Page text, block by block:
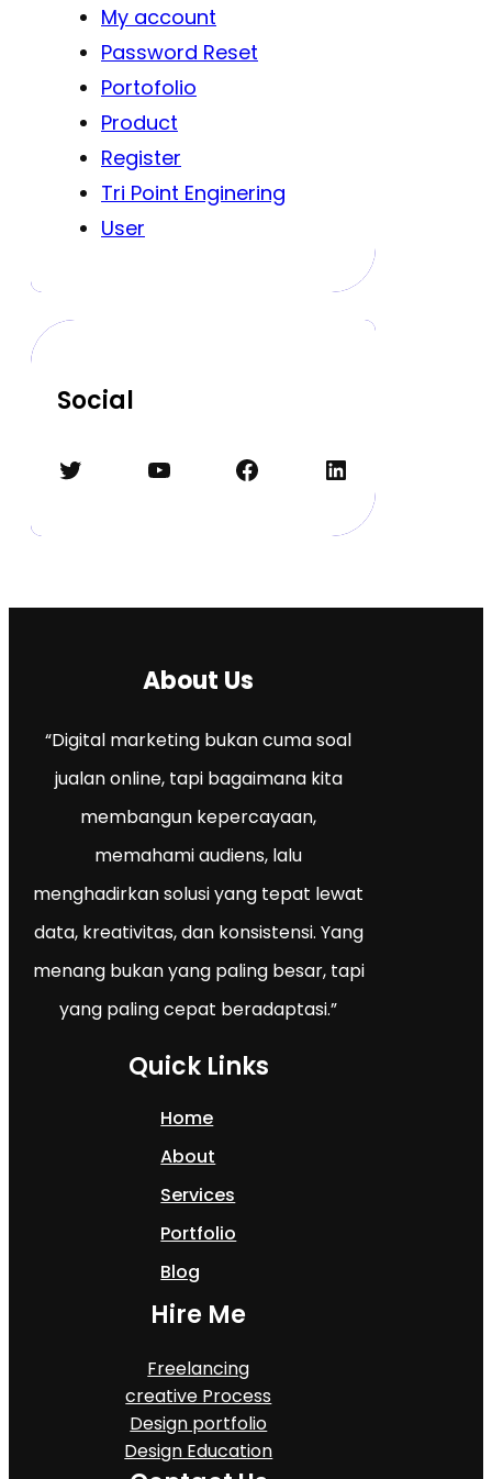
My account
Password Reset
Portofolio
Product
Register
Tri Point Enginering
User
Social
Twitter YouTube Facebook LinkedIn
About Us
“Digital marketing bukan cuma soal
jualan online, tapi bagaimana kita
membangun kepercayaan,
memahami audiens, lalu
menghadirkan solusi yang tepat lewat
data, kreativitas, dan konsistensi. Yang
menang bukan yang paling besar, tapi
yang paling cepat beradaptasi.”
Quick Links
Home
About
Services
Portfolio
Blog
Hire Me
Freelancing
creative Process
Design portfolio
Design Education